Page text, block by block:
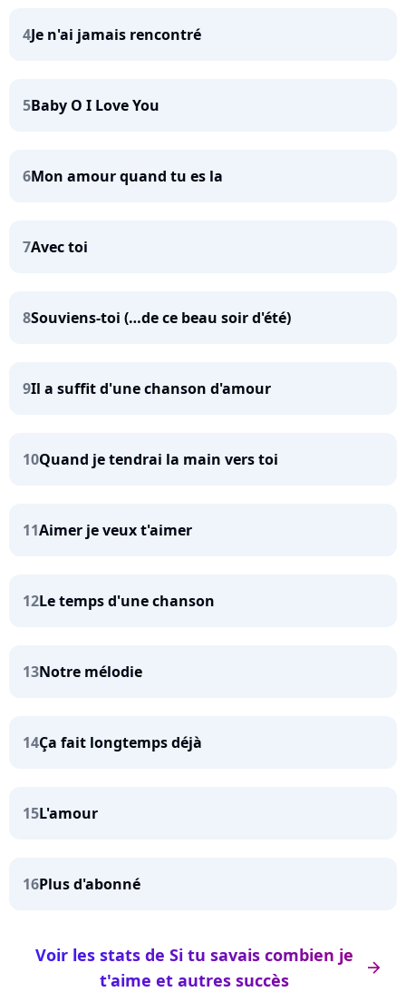
4Je n'ai jamais rencontré
5Baby O I Love You
6Mon amour quand tu es la
7Avec toi
8Souviens-toi (…de ce beau soir d'été)
9Il a suffit d'une chanson d'amour
10Quand je tendrai la main vers toi
11Aimer je veux t'aimer
12Le temps d'une chanson
13Notre mélodie
14Ça fait longtemps déjà
15L'amour
16Plus d'abonné
arrow_right
Voir les stats de Si tu savais combien je
t'aime et autres succès